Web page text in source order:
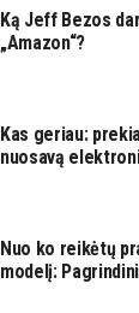
Ką Jeff Bezos
„Amazon“?
Kas geriau:
nuosavą
Nuo ko reikėtų
modelį: